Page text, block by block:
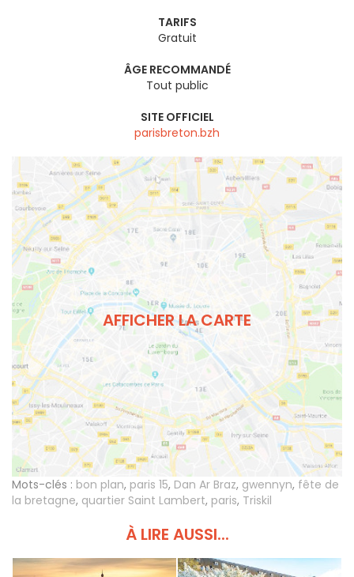
TARIFS
Gratuit
ÂGE RECOMMANDÉ
Tout public
SITE OFFICIEL
parisbreton.bzh
AFFICHER LA CARTE
Mots-clés : bon plan, paris 15, Dan Ar Braz, gwennyn, fête de
la bretagne, quartier Saint Lambert, paris, Triskil
À LIRE AUSSI...